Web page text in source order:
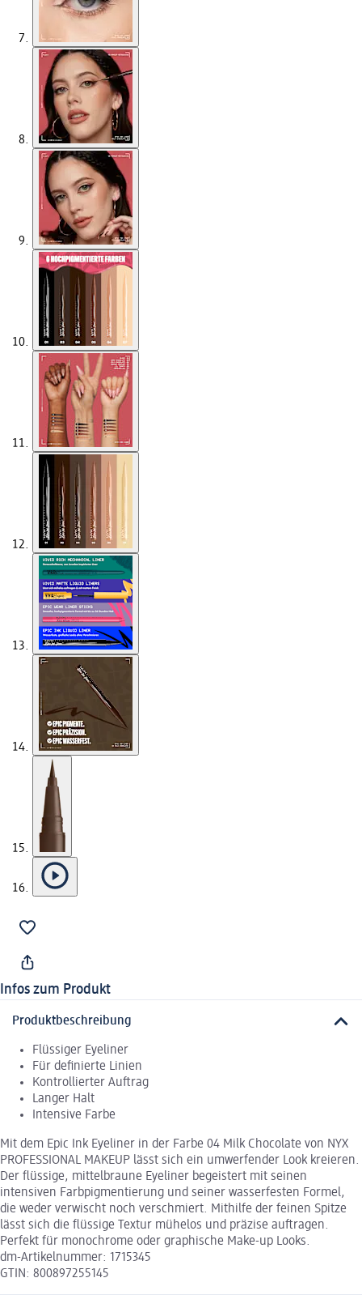
Infos zum Produkt
Produktbeschreibung
Flüssiger Eyeliner
Für definierte Linien
Kontrollierter Auftrag
Langer Halt
Intensive Farbe
Mit dem Epic Ink Eyeliner in der Farbe 04 Milk Chocolate von NYX
PROFESSIONAL MAKEUP lässt sich ein umwerfender Look kreieren.
Der flüssige, mittelbraune Eyeliner begeistert mit seinen
intensiven Farbpigmentierung und seiner wasserfesten Formel,
die weder verwischt noch verschmiert. Mithilfe der feinen Spitze
lässt sich die flüssige Textur mühelos und präzise auftragen.
Perfekt für monochrome oder graphische Make-up Looks.
dm-Artikelnummer: 1715345
GTIN: 800897255145